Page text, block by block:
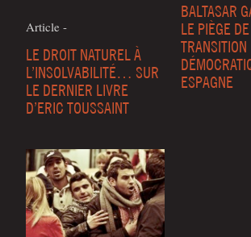
Article -
LE DROIT NATUREL À
L’INSOLVABILITÉ… SUR
LE DERNIER LIVRE
D’ERIC TOUSSAINT
BALTASAR
LE PIÈGE
TRANSITION
ESPAGNE